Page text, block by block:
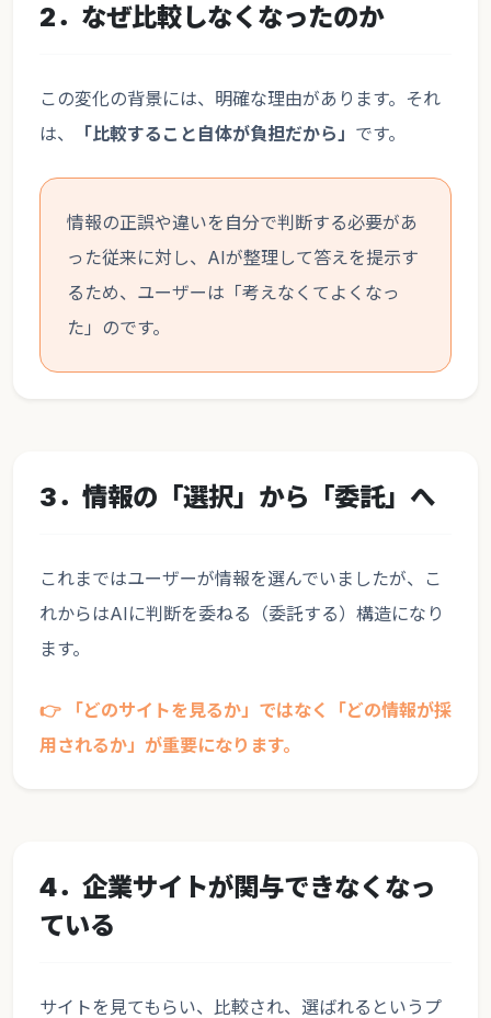
2．なぜ比較しなくなったのか
この変化の背景には、明確な理由があります。それ
は、
「比較すること自体が負担だから」 です。
情報の正誤や違いを自分で判断する必要があ
った従来に対し、AIが整理して答えを提示す
るため、ユーザーは「考えなくてよくなっ
た」のです。
3．情報の「選択」から「委託」へ
これまではユーザーが情報を選んでいましたが、こ
れからはAIに判断を委ねる（委託する）構造になり
ます。
👉 「どのサイトを見るか」ではなく「どの情報が採
用されるか」が重要になります。
4．企業サイトが関与できなくなっ
ている
サイトを見てもらい、比較され、選ばれるというプ